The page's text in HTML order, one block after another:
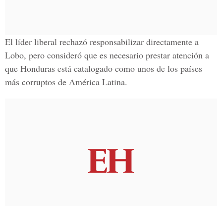
El líder liberal rechazó responsabilizar directamente a
Lobo, pero consideró que es necesario prestar atención a
que Honduras está catalogado como unos de los países
más corruptos de América Latina.